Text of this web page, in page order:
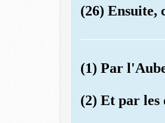
(26) Ensuite,
(1) Par
(2) Et par les